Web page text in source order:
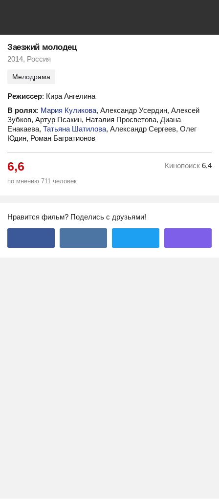
Заезжий молодец
2014, Россия
Мелодрама
Режиссер: Кира Ангелина
В ролях: Мария Куликова, Александр Усердин, Алексей
Зубков, Артур Псакин, Наталия Просветова, Диана
Енакаева, Татьяна Шатилова, Александр Сергеев, Олег
Юдин, Роман Багратионов
6,6
по мнению 711 человек
Кинопоиск 6,4
Нравится фильм? Поделись с друзьями!